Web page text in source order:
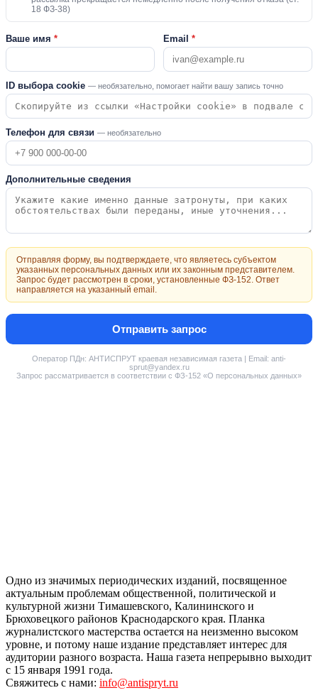
18 ФЗ-38)
Ваше имя * Email *
ID выбора cookie — необязательно, помогает найти вашу запись точно
Телефон для связи — необязательно
Дополнительные сведения
Отправляя форму, вы подтверждаете, что являетесь субъектом
указанных персональных данных или их законным представителем.
Запрос будет рассмотрен в сроки, установленные ФЗ-152. Ответ
направляется на указанный email.
Отправить запрос
Оператор ПДн: АНТИСПРУТ краевая независимая газета | Email: anti-
sprut@yandex.ru
Запрос рассматривается в соответствии с ФЗ-152 «О персональных данных»
Одно из значимых периодических изданий, посвященное
актуальным проблемам общественной, политической и
культурной жизни Тимашевского, Калининского и
Брюховецкого районов Краснодарского края. Планка
журналистского мастерства остается на неизменно высоком
уровне, и потому наше издание представляет интерес для
аудитории разного возраста. Наша газета непрерывно выходит
с 15 января 1991 года.
Свяжитесь с нами: info@antispryt.ru